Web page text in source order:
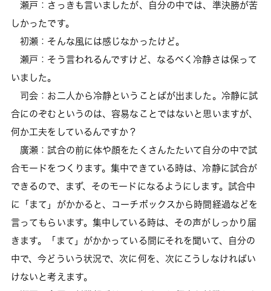
瀬戸：さっきも言いましたが、自分の中では、準決勝が苦
しかったです。
初瀬：そんな風には感じなかったけど。
瀬戸：そう言われるんですけど、なるべく冷静さは保って
いました。
司会：お二人から冷静ということばが出ました。冷静に試
合にのぞむというのは、容易なことではないと思いますが、
何か工夫をしているんですか？
廣瀬：試合の前に体や顔をたくさんたたいて自分の中で試
合モードをつくります。集中できている時は、冷静に試合が
できるので、まず、そのモードになるようにします。試合中
に「まて」がかかると、コーチボックスから時間経過などを
言ってもらいます。集中している時は、その声がしっかり届
きます。「まて」がかかっている間にそれを聞いて、自分の
中で、今どういう状況で、次に何を、次にこうしなければい
けないと考えます。